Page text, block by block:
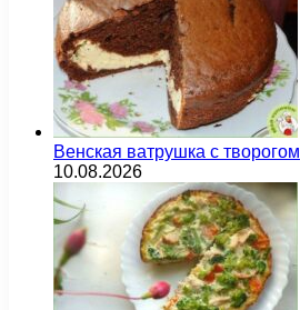
Венская ватрушка с творогом
10.08.2026